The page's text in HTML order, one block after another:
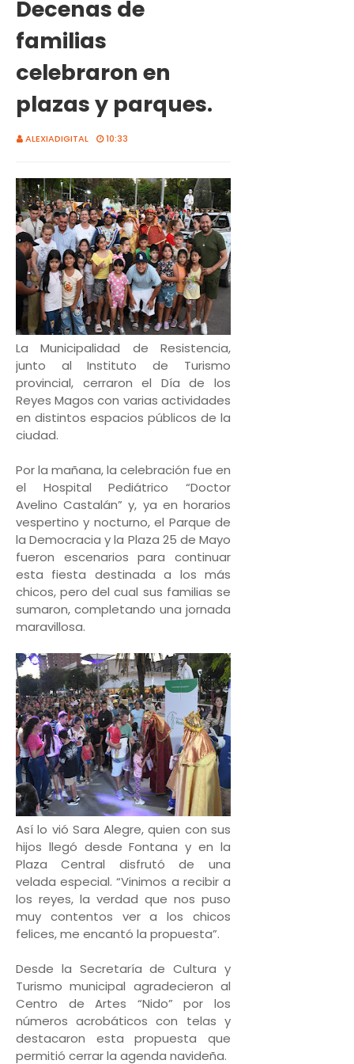
Decenas de
familias
celebraron en
plazas y parques.
ALEXIADIGITAL 10:33
La Municipalidad de Resistencia,
junto al Instituto de Turismo
provincial, cerraron el Día de los
Reyes Magos con varias actividades
en distintos espacios públicos de la
ciudad.
Por la mañana, la celebración fue en
el Hospital Pediátrico “Doctor
Avelino Castalán” y, ya en horarios
vespertino y nocturno, el Parque de
la Democracia y la Plaza 25 de Mayo
fueron escenarios para continuar
esta fiesta destinada a los más
chicos, pero del cual sus familias se
sumaron, completando una jornada
maravillosa.
Así lo vió Sara Alegre, quien con sus
hijos llegó desde Fontana y en la
Plaza Central disfrutó de una
velada especial. “Vinimos a recibir a
los reyes, la verdad que nos puso
muy contentos ver a los chicos
felices, me encantó la propuesta”.
Desde la Secretaría de Cultura y
Turismo municipal agradecieron al
Centro de Artes “Nido” por los
números acrobáticos con telas y
destacaron esta propuesta que
permitió cerrar la agenda navideña.